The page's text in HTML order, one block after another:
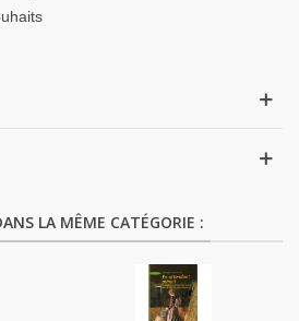
LA MÊME CATÉGORIE :